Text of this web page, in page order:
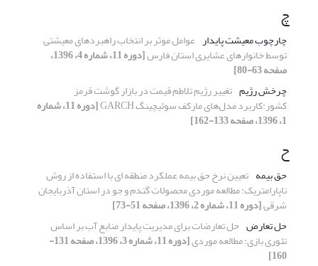
چ
چارچوب معیشت پایدار عوامل موثر بر انتخاب راهبردهای معیشتی
توسط خانوارهای عشایری استان فارس [دوره 11، شماره 4، 1396،
صفحه 63-80]
چرخش رژیم تغییر رژیم تلاطم قیمت در بازار گوشت قرمز
کشور:کاربرد مدل‌های مارکف سوئیچینگ GARCH [دوره 11، شماره
1، 1396، صفحه 133-162]
ح
حق بیمه تعیین نرخ حق بیمه عملکرد منطقه‏ ای با استفاده از روش
ناپارامتریک: مطالعه موردی محصولات گندم و جو در استان آذربایجان
شرقی[دوره 11، شماره 2، 1396، صفحه 51-73]
حل تعارض حل تعارضات برای مدیریت پایدار منابع آب بر اساس
تئوری بازی؛ مطالعه موردی [دوره 11، شماره 3، 1396، صفحه 131-
160]